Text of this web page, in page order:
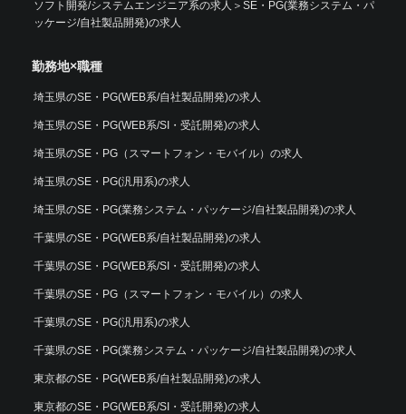
ソフト開発/システムエンジニア系の求人 ＞ SE・PG(業務システム・パ
ッケージ/自社製品開発)の求人
勤務地×職種
埼玉県のSE・PG(WEB系/自社製品開発)の求人
埼玉県のSE・PG(WEB系/SI・受託開発)の求人
埼玉県のSE・PG（スマートフォン・モバイル）の求人
埼玉県のSE・PG(汎用系)の求人
埼玉県のSE・PG(業務システム・パッケージ/自社製品開発)の求人
千葉県のSE・PG(WEB系/自社製品開発)の求人
千葉県のSE・PG(WEB系/SI・受託開発)の求人
千葉県のSE・PG（スマートフォン・モバイル）の求人
千葉県のSE・PG(汎用系)の求人
千葉県のSE・PG(業務システム・パッケージ/自社製品開発)の求人
東京都のSE・PG(WEB系/自社製品開発)の求人
東京都のSE・PG(WEB系/SI・受託開発)の求人